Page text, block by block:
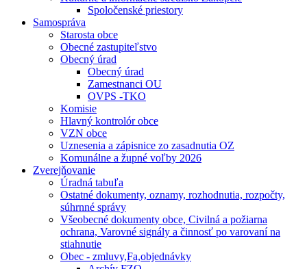
Spoločenské priestory
Samospráva
Starosta obce
Obecné zastupiteľstvo
Obecný úrad
Obecný úrad
Zamestnanci OU
OVPS -TKO
Komisie
Hlavný kontrolór obce
VZN obce
Uznesenia a zápisnice zo zasadnutia OZ
Komunálne a župné voľby 2026
Zverejňovanie
Úradná tabuľa
Ostatné dokumenty, oznamy, rozhodnutia, rozpočty,
súhrnné správy
Všeobecné dokumenty obce, Civilná a požiarna
ochrana, Varovné signály a činnosť po varovaní na
stiahnutie
Obec - zmluvy,Fa,objednávky